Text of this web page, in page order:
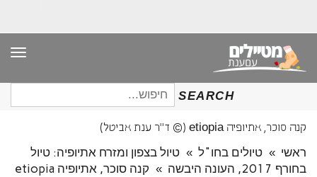
SEARCH
חיפוש
עבור:
קנה סוכר, אתיופיה etiopia (© ד"ר ענת אביטל)
ראשי » טיולים בחו"ל » טיול בצפון ומזרח אתיופיה: טיול
בחורף 2017, העונה היבשה
»
קנה סוכר, אתיופיה etiopia